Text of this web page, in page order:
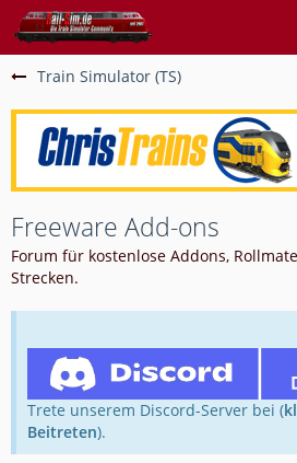
Train Simulator (TS)
Freeware Add-ons
Forum für kostenlose Addons,
Strecken.
Trete unserem Discord-Server bei (
Beitreten).